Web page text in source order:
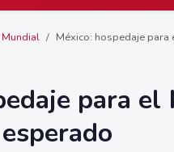
México: hospedaje para
para